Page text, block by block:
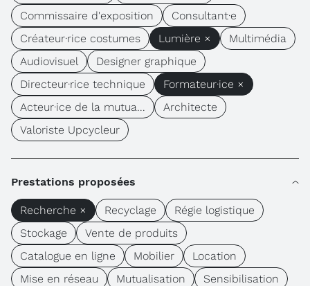
Commissaire d'exposition
Consultant·e
Créateur·rice costumes
Lumière ×
Multimédia
Audiovisuel
Designer graphique
Directeur·rice technique
Formateur·ice ×
Acteur·ice de la mutua...
Architecte
Valoriste Upcycleur
Prestations proposées
Recherche × Recyclage
Régie logistique
Stockage
Vente de produits
Catalogue en ligne
Mobilier
Location
Mise en réseau
Mutualisation
Sensibilisation